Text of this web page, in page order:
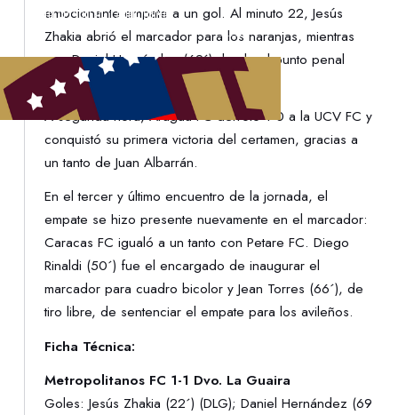
PROTECCIÓN DE LA INFANCIA
emocionante empate a un gol. Al minuto 22, Jesús
Zhakia abrió el marcador para los naranjas, mientras
que Daniel Hernández (69´) desde el punto penal
igualó las acciones para los violetas.
A segunda hora, Aragua FC derrotó 1-0 a la UCV FC y
conquistó su primera victoria del certamen, gracias a
un tanto de Juan Albarrán.
En el tercer y último encuentro de la jornada, el
empate se hizo presente nuevamente en el marcador:
Caracas FC igualó a un tanto con Petare FC. Diego
Rinaldi (50´) fue el encargado de inaugurar el
marcador para cuadro bicolor y Jean Torres (66´), de
tiro libre, de sentenciar el empate para los avileños.
Ficha Técnica:
Metropolitanos FC 1-1 Dvo. La Guaira
Goles: Jesús Zhakia (22´) (DLG); Daniel Hernández (69